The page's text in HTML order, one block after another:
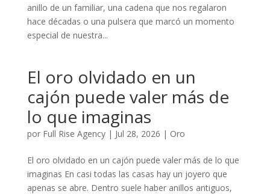
anillo de un familiar, una cadena que nos regalaron
hace décadas o una pulsera que marcó un momento
especial de nuestra...
El oro olvidado en un
cajón puede valer más de
lo que imaginas
por Full Rise Agency| Jul 28, 2026 | Oro
El oro olvidado en un cajón puede valer más de lo que
imaginas En casi todas las casas hay un joyero que
apenas se abre. Dentro suele haber anillos antiguos,